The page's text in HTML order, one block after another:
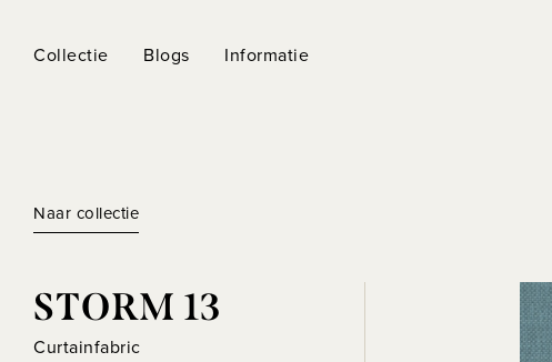
Collectie Blogs Informatie
Naar collectie
STORM 13
Curtainfabric